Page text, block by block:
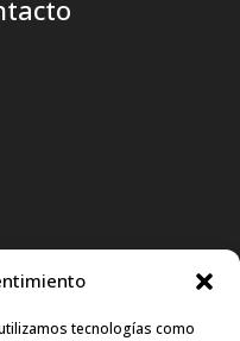
tecnologías como